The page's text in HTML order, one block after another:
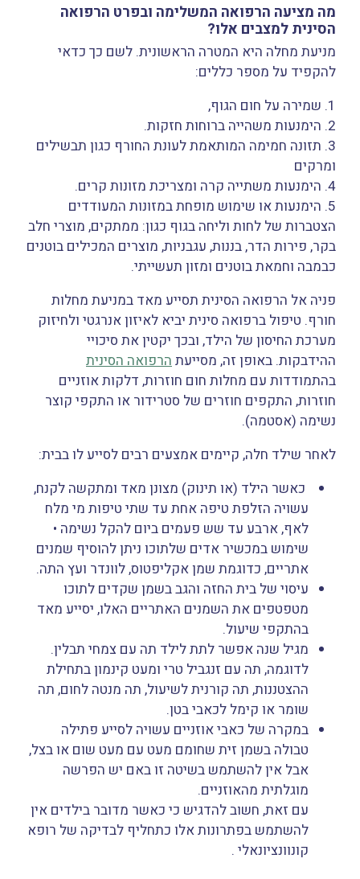
מה מציעה הרפואה המשלימה ובפרט הרפואה
הסינית למצבים אלו?
מניעת מחלה היא המטרה הראשונית. לשם כך כדאי
להקפיד על מספר כללים:
1. שמירה על חום הגוף,
2. הימנעות משהייה ברוחות חזקות.
3. תזונה חמימה המותאמת לעונת החורף כגון תבשילים
ומרקים
4. הימנעות משתייה קרה ומצריכת מזונות קרים.
5. הימנעות או שימוש מופחת במזונות המעודדים
הצטברות של לחות וליחה בגוף כגון: ממתקים, מוצרי חלב
בקר, פירות הדר, בננות, עגבניות, מוצרים המכילים בוטנים
כבמבה וחמאת בוטנים ומזון תעשייתי.
פניה אל הרפואה הסינית תסייע מאד במניעת מחלות
חורף. טיפול ברפואה סינית יביא לאיזון אנרגטי ולחיזוק
מערכת החיסון של הילד, ובכך יקטין את סיכויי
ההידבקות. באופן זה, מסייעת הרפואה הסינית
בהתמודדות עם מחלות חום חוזרות, דלקות אוזניים
חוזרות, התקפים חוזרים של סטרידור או התקפי קוצר
נשימה (אסטמה).
לאחר שילד חלה, קיימים אמצעים רבים לסייע לו בבית:
כאשר הילד (או תינוק) מצונן מאד ומתקשה לקנח,
עשויה הזלפת טיפה אחת עד שתי טיפות מי מלח
לאף, ארבע עד שש פעמים ביום להקל נשימה •
שימוש במכשיר אדים שלתוכו ניתן להוסיף שמנים
אתריים, כדוגמת שמן אקליפטוס, לוונדר ועץ התה.
עיסוי של בית החזה והגב בשמן שקדים לתוכו
מטפטפים את השמנים האתריים האלו, יסייע מאד
בהתקפי שיעול.
מגיל שנה אפשר לתת לילד תה עם צמחי תבלין.
לדוגמה, תה עם זנגביל טרי ומעט קינמון בתחילת
ההצטננות, תה קורנית לשיעול, תה מנטה לחום, תה
שומר או קימל לכאבי בטן.
במקרה של כאבי אוזניים עשויה לסייע פתילה
טבולה בשמן זית שחומם מעט עם מעט שום או בצל,
אבל אין להשתמש בשיטה זו באם יש הפרשה
מוגלתית מהאוזניים.
עם זאת, חשוב להדגיש כי כאשר מדובר בילדים אין
להשתמש בפתרונות אלו כתחליף לבדיקה של רופא
קונוונציונאלי .